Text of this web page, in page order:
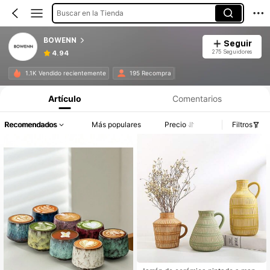
Buscar en la Tienda
BOWENN
4.94
Seguir
275 Seguidores
1.1K Vendido recientemente 195 Recompra
Artículo Comentarios
Recomendados Más populares Precio Filtros